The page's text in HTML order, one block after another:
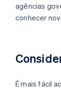
agências
conhecer
É mais fácil